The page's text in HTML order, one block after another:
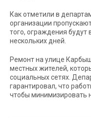
Как отметили в
организации
того, ограждения
нескольких дней.
Ремонт на улице
местных жителей,
социальных сетях.
гарантировал, что
чтобы минимизировать